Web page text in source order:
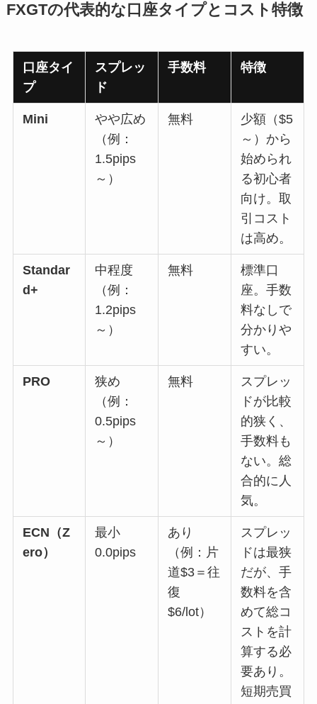
FXGTの代表的な口座タイプとコスト特徴
口座タイ
プ
スプレッ
ド
手数料 特徴
Mini
やや広め
（例：
1.5pips
～）
無料
少額（$5
～）から
始められ
る初心者
向け。取
引コスト
は高め。
Standar
d+
中程度
（例：
1.2pips
～）
無料
標準口
座。手数
料なしで
分かりや
すい。
PRO
狭め
（例：
0.5pips
～）
無料
スプレッ
ドが比較
的狭く、
手数料も
ない。総
合的に人
気。
ECN（Z
ero）
最小
0.0pips
あり
（例：片
道$3＝往
復
$6/lot）
スプレッ
ドは最狭
だが、手
数料を含
めて総コ
ストを計
算する必
要あり。
短期売買